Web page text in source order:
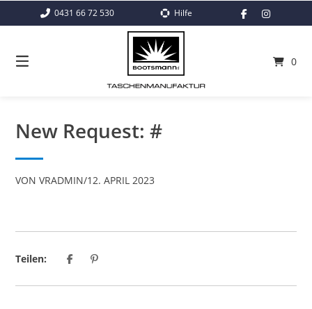
0431 66 72 530 Hilfe
0
New Request: #
VONVRADMIN/12. APRIL 2023
Teilen: